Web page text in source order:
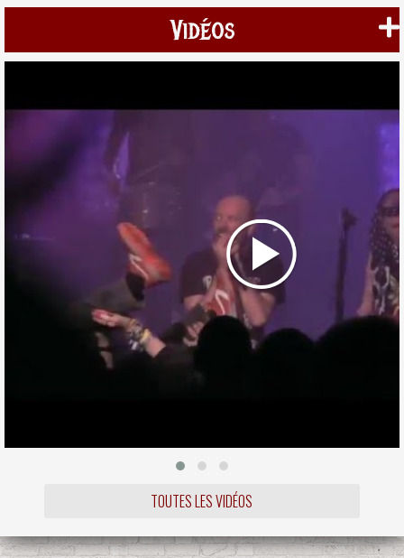
Vidéos
TOUTES LES VIDÉOS